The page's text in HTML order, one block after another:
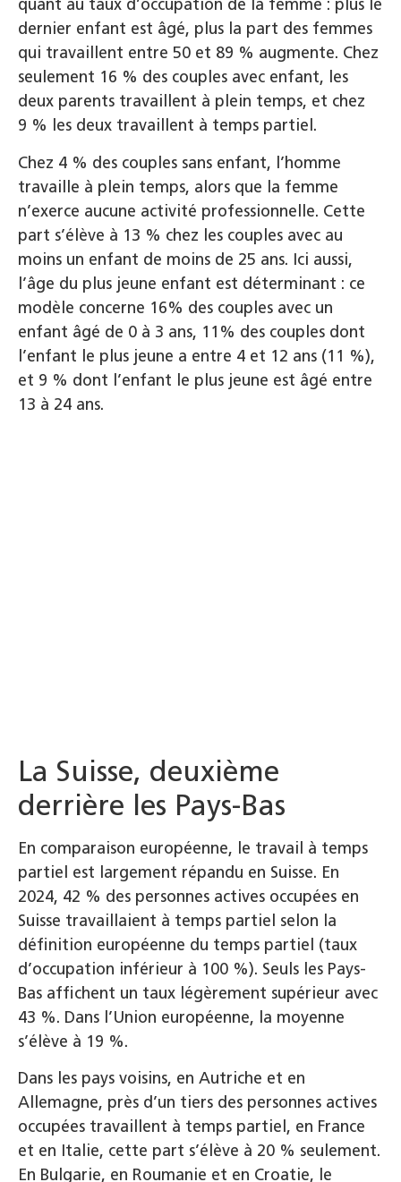
quant au taux d’occupation de la femme : plus le
dernier enfant est âgé, plus la part des femmes
qui travaillent entre 50 et 89 % augmente. Chez
seulement 16 % des couples avec enfant, les
deux parents travaillent à plein temps, et chez
9 % les deux travaillent à temps partiel.
Chez 4 % des couples sans enfant, l’homme
travaille à plein temps, alors que la femme
n’exerce aucune activité professionnelle. Cette
part s’élève à 13 % chez les couples avec au
moins un enfant de moins de 25 ans. Ici aussi,
l’âge du plus jeune enfant est déterminant : ce
modèle concerne 16% des couples avec un
enfant âgé de 0 à 3 ans, 11% des couples dont
l’enfant le plus jeune a entre 4 et 12 ans (11 %),
et 9 % dont l’enfant le plus jeune est âgé entre
13 à 24 ans.
La Suisse, deuxième
derrière les Pays-Bas
En comparaison européenne, le travail à temps
partiel est largement répandu en Suisse. En
2024, 42 % des personnes actives occupées en
Suisse travaillaient à temps partiel selon la
définition européenne du temps partiel (taux
d’occupation inférieur à 100 %). Seuls les Pays-
Bas affichent un taux légèrement supérieur avec
43 %. Dans l’Union européenne, la moyenne
s’élève à 19 %.
Dans les pays voisins, en Autriche et en
Allemagne, près d’un tiers des personnes actives
occupées travaillent à temps partiel, en France
et en Italie, cette part s’élève à 20 % seulement.
En Bulgarie, en Roumanie et en Croatie, le